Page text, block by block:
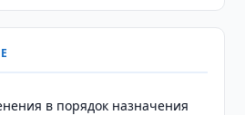
в порядок назначения